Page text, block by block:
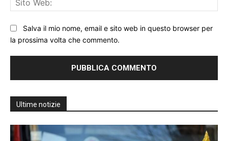
Salva il mio nome, email e sito web in questo browser per
la prossima volta che commento.
Ultime notizie